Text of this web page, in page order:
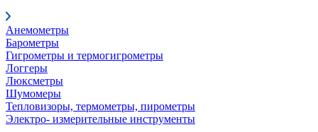
Анемометры
Барометры
Гигрометры и термогигрометры
Логгеры
Люксметры
Шумомеры
Тепловизоры, термометры, пирометры
Электро- измерительные инструменты